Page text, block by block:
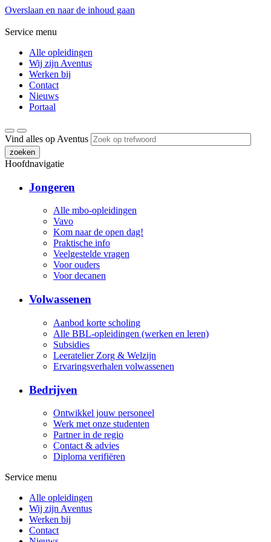
Overslaan en naar de inhoud gaan
Service menu
Alle opleidingen
Wij zijn Aventus
Werken bij
Contact
Nieuws
Portaal
Vind alles op Aventus
zoeken
Hoofdnavigatie
Jongeren
Alle mbo-opleidingen
Vavo
Kom naar de open dag!
Praktische info
Veelgestelde vragen
Voor ouders
Voor decanen
Volwassenen
Aanbod korte scholing
Alle BBL-opleidingen (werken en leren)
Subsidies
Leeratelier Zorg & Welzijn
Ervaringsverhalen volwassenen
Bedrijven
Ontwikkel jouw personeel
Werk met onze studenten
Partner in de regio
Contact & advies
Diploma verifiëren
Service menu
Alle opleidingen
Wij zijn Aventus
Werken bij
Contact